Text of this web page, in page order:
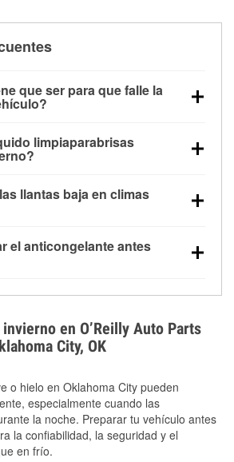
que ser para que falle la
y puede perder hasta la mitad de
cerca de los 0 °F, lo que
limpiaparabrisas
a disolver la sal y la nieve
para mejorar la visibilidad.
llantas baja en climas
por cada 10 °F que baja la
obtener más información sobre
el anticongelante antes
en condiciones de frío
cómo comprobar la protección
nuestra sección How-To.
en O’Reilly Auto Parts
City, OK
o hielo en Oklahoma City pueden
especialmente cuando las
la noche. Preparar tu vehículo antes
la confiabilidad, la seguridad y el
en frío.